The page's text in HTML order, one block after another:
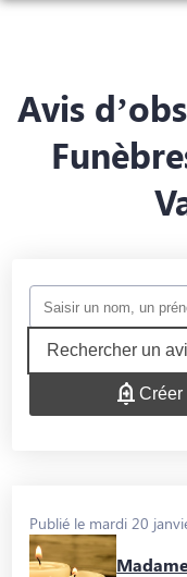
MONUMENTS
NOTRE AGENCE
SERVICES AUX FAMILLES
Avis
Rechercher un
Créer
Publié le mardi 20